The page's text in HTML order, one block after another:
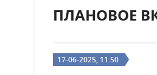
ПЛАНОВОЕ
17-06-2025, 11:50